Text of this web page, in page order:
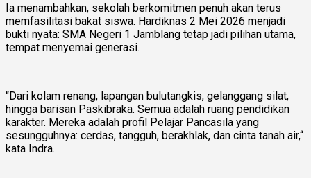
Ia menambahkan, sekolah berkomitmen penuh akan terus
memfasilitasi bakat siswa. Hardiknas 2 Mei 2026 menjadi
bukti nyata: SMA Negeri 1 Jamblang tetap jadi pilihan utama,
tempat menyemai generasi.
“Dari kolam renang, lapangan bulutangkis, gelanggang silat,
hingga barisan Paskibraka. Semua adalah ruang pendidikan
karakter. Mereka adalah profil Pelajar Pancasila yang
sesungguhnya: cerdas, tangguh, berakhlak, dan cinta tanah air,“
kata Indra.